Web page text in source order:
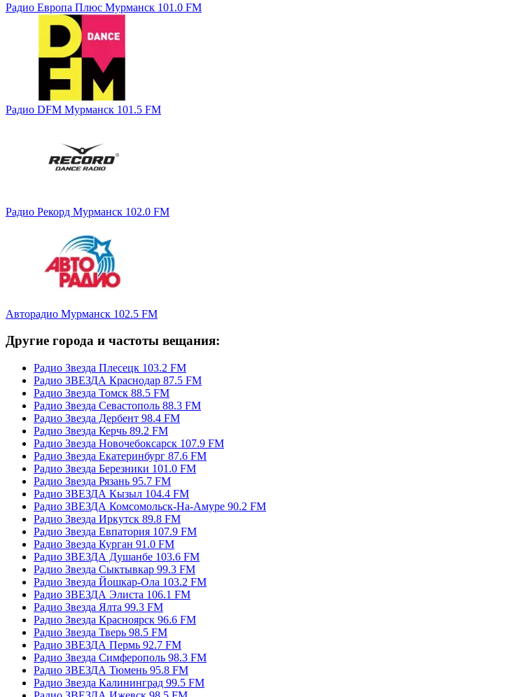
Радио Европа Плюс Мурманск 101.0 FM
Радио DFM Мурманск 101.5 FM
Радио Рекорд Мурманск 102.0 FM
Авторадио Мурманск 102.5 FM
Другие города и частоты вещания:
Радио Звезда Плесецк 103.2 FM
Радио ЗВЕЗДА Краснодар 87.5 FM
Радио Звезда Томск 88.5 FM
Радио Звезда Севастополь 88.3 FM
Радио Звезда Дербент 98.4 FM
Радио Звезда Керчь 89.2 FM
Радио Звезда Новочебоксарск 107.9 FM
Радио Звезда Екатеринбург 87.6 FM
Радио Звезда Березники 101.0 FM
Радио Звезда Рязань 95.7 FM
Радио ЗВЕЗДА Кызыл 104.4 FM
Радио ЗВЕЗДА Комсомольск-На-Амуре 90.2 FM
Радио Звезда Иркутск 89.8 FM
Радио Звезда Евпатория 107.9 FM
Радио Звезда Курган 91.0 FM
Радио ЗВЕЗДА Душанбе 103.6 FM
Радио Звезда Сыктывкар 99.3 FM
Радио Звезда Йошкар-Ола 103.2 FM
Радио ЗВЕЗДА Элиста 106.1 FM
Радио Звезда Ялта 99.3 FM
Радио Звезда Красноярск 96.6 FM
Радио Звезда Тверь 98.5 FM
Радио ЗВЕЗДА Пермь 92.7 FM
Радио Звезда Симферополь 98.3 FM
Радио ЗВЕЗДА Тюмень 95.8 FM
Радио Звезда Калининград 99.5 FM